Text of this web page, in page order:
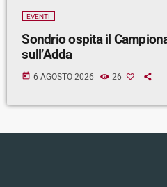
EVENTI
Sondrio ospita il
sull’Adda
today 6 AGOSTO 2026 26